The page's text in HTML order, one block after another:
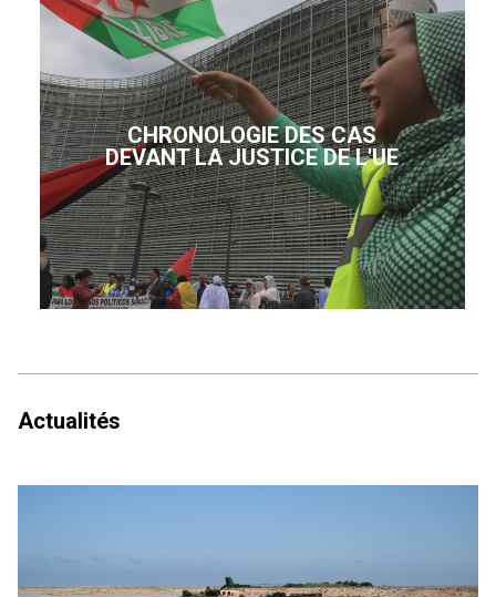
CHRONOLOGIE DES CAS
DEVANT LA JUSTICE DE L'UE
Actualités